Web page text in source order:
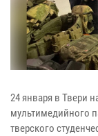
24 января в Твери
мультимедийного
тверского